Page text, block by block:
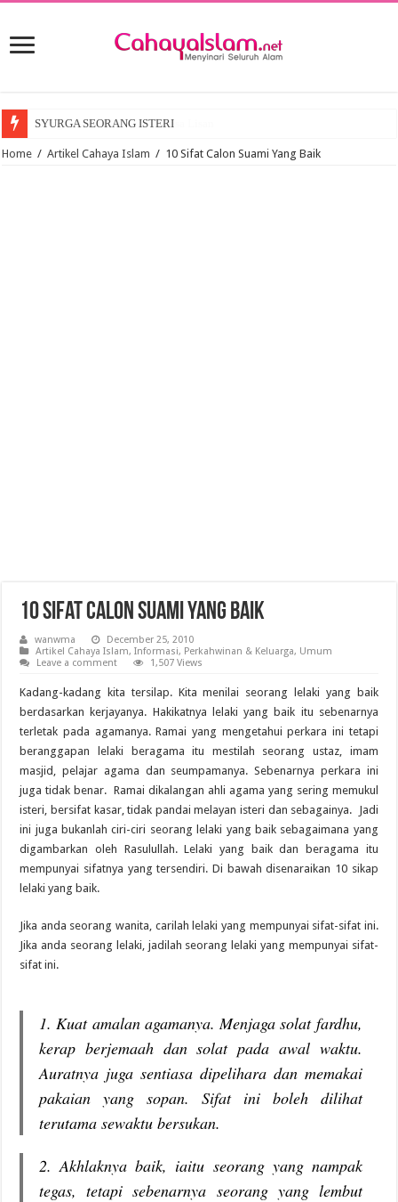
SYURGA SEORANG ISTERI
Home / Artikel Cahaya Islam / 10 Sifat Calon Suami Yang Baik
10 Sifat Calon Suami Yang Baik
wanwma
December 25, 2010
Artikel Cahaya Islam,Informasi, Perkahwinan & Keluarga, Umum
Leave a comment
1,507 Views
Kadang-kadang kita tersilap. Kita menilai seorang lelaki yang baik
berdasarkan kerjayanya. Hakikatnya lelaki yang baik itu sebenarnya
terletak pada agamanya. Ramai yang mengetahui perkara ini tetapi
beranggapan lelaki beragama itu mestilah seorang ustaz, imam
masjid, pelajar agama dan seumpamanya. Sebenarnya perkara ini
juga tidak benar. Ramai dikalangan ahli agama yang sering memukul
isteri, bersifat kasar, tidak pandai melayan isteri dan sebagainya. Jadi
ini juga bukanlah ciri-ciri seorang lelaki yang baik sebagaimana yang
digambarkan oleh Rasulullah. Lelaki yang baik dan beragama itu
mempunyai sifatnya yang tersendiri. Di bawah disenaraikan 10 sikap
lelaki yang baik.
Jika anda seorang wanita, carilah lelaki yang mempunyai sifat-sifat ini.
Jika anda seorang lelaki, jadilah seorang lelaki yang mempunyai sifat-
sifat ini.
1. Kuat amalan agamanya. Menjaga solat fardhu,
kerap berjemaah dan solat pada awal waktu.
Auratnya juga sentiasa dipelihara dan memakai
pakaian yang sopan. Sifat ini boleh dilihat
terutama sewaktu bersukan.
2. Akhlaknya baik, iaitu seorang yang nampak
tegas, tetapi sebenarnya seorang yang lembut